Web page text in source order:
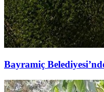
Bayramiç